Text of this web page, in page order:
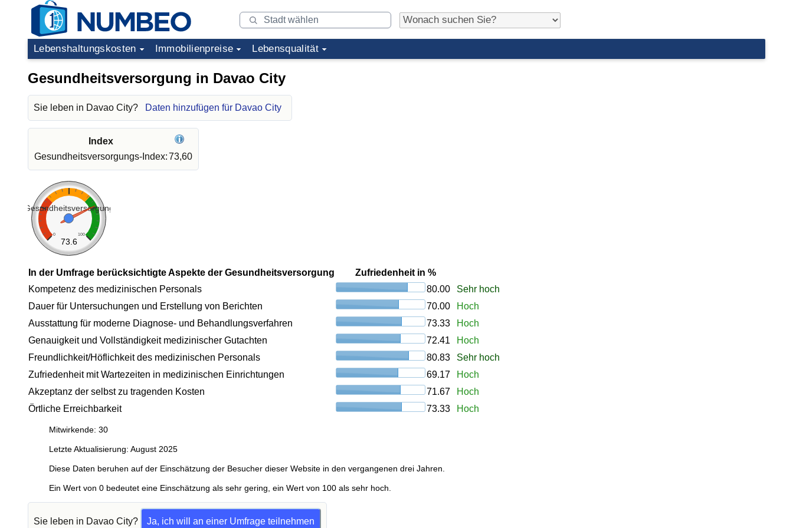
Lebenshaltungskosten Immobilienpreise Lebensqualität
Gesundheitsversorgung in Davao City
Sie leben in Davao City? Daten hinzufügen für Davao City
Index
Gesundheitsversorgungs-Index:73,60
Gesundheitsversorgung
0 100
73.6
In der Umfrage berücksichtigte Aspekte der Gesundheitsversorgung
Zufriedenheit in %
Kompetenz des medizinischen Personals
80.00
Sehr hoch
Dauer für Untersuchungen und Erstellung von Berichten
70.00
Hoch
Ausstattung für moderne Diagnose- und Behandlungsverfahren
73.33
Hoch
Genauigkeit und Vollständigkeit medizinischer Gutachten
72.41
Hoch
Freundlichkeit/Höflichkeit des medizinischen Personals
80.83
Sehr hoch
Zufriedenheit mit Wartezeiten in medizinischen Einrichtungen
69.17
Hoch
Akzeptanz der selbst zu tragenden Kosten
71.67
Hoch
Örtliche Erreichbarkeit
73.33 Hoch
Mitwirkende: 30
Letzte Aktualisierung: August 2025
Diese Daten beruhen auf der Einschätzung der Besucher dieser Website in den vergangenen drei Jahren.
Ein Wert von 0 bedeutet eine Einschätzung als sehr gering, ein Wert von 100 als sehr hoch.
Sie leben in Davao City? Ja, ich will an einer Umfrage teilnehmen